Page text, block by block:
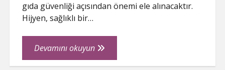
gıda güvenliği açısından önemi ele alınacaktır.
Hijyen, sağlıklı bir…
Devamını okuyunOztiryakiler
Urunleri